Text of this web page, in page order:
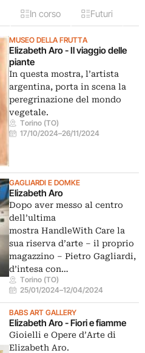
In corso Futuri
MUSEO DELLA FRUTTA
Elizabeth Aro - Il viaggio delle
piante
In questa mostra, l’artista
argentina, porta in scena la
peregrinazione del mondo
vegetale.
Torino (TO)
17/10/2024–26/11/2024
GAGLIARDI E DOMKE
Elizabeth Aro
Dopo aver messo al centro
dell’ultima
mostra HandleWith Care la
sua riserva d’arte – il proprio
magazzino – Pietro Gagliardi,
d’intesa con…
Torino (TO)
25/01/2024–12/04/2024
BABS ART GALLERY
Elizabeth Aro - Fiori e fiamme
Gioielli e Opere d’Arte di
Elizabeth Aro.